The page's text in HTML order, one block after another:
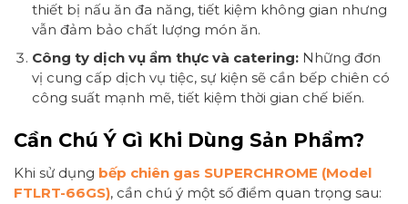
thiết bị nấu ăn đa năng, tiết kiệm không gian nhưng
vẫn đảm bảo chất lượng món ăn.
Công ty dịch vụ ẩm thực và catering:Những đơn
vị cung cấp dịch vụ tiệc, sự kiện sẽ cần bếp chiên có
công suất mạnh mẽ, tiết kiệm thời gian chế biến.
Cần Chú Ý Gì Khi Dùng Sản Phẩm?
Khi sử dụng bếp chiên gas SUPERCHROME (Model
FTLRT-66GS), cần chú ý một số điểm quan trọng sau: